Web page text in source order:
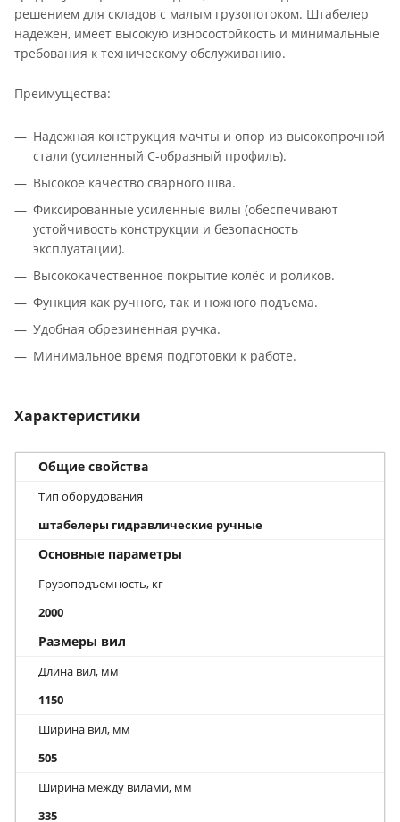
решением для складов с малым грузопотоком. Штабелер
надежен, имеет высокую износостойкость и минимальные
требования к техническому обслуживанию.
Преимущества:
Надежная конструкция мачты и опор из высокопрочной
стали (усиленный С-образный профиль).
Высокое качество сварного шва.
Фиксированные усиленные вилы (обеспечивают
устойчивость конструкции и безопасность
эксплуатации).
Высококачественное покрытие колёс и роликов.
Функция как ручного, так и ножного подъема.
Удобная обрезиненная ручка.
Минимальное время подготовки к работе.
Характеристики
Общие свойства
Тип оборудования
штабелеры гидравлические ручные
Основные параметры
Грузоподъемность, кг
2000
Размеры вил
Длина вил, мм
1150
Ширина вил, мм
505
Ширина между вилами, мм
335